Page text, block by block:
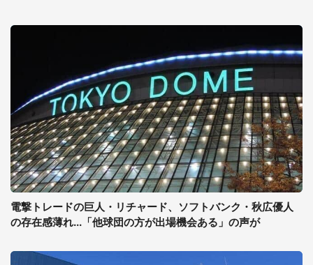
電撃トレードの巨人・リチャード、ソフトバンク・秋広優人
の存在感薄れ...「他球団の方が出場機会ある」の声が